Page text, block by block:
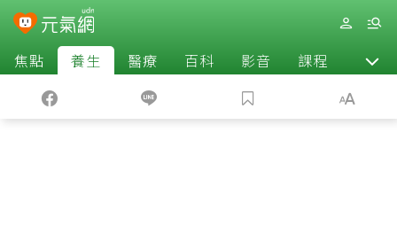
焦點 養生 醫療 百科 影音 課程 退休